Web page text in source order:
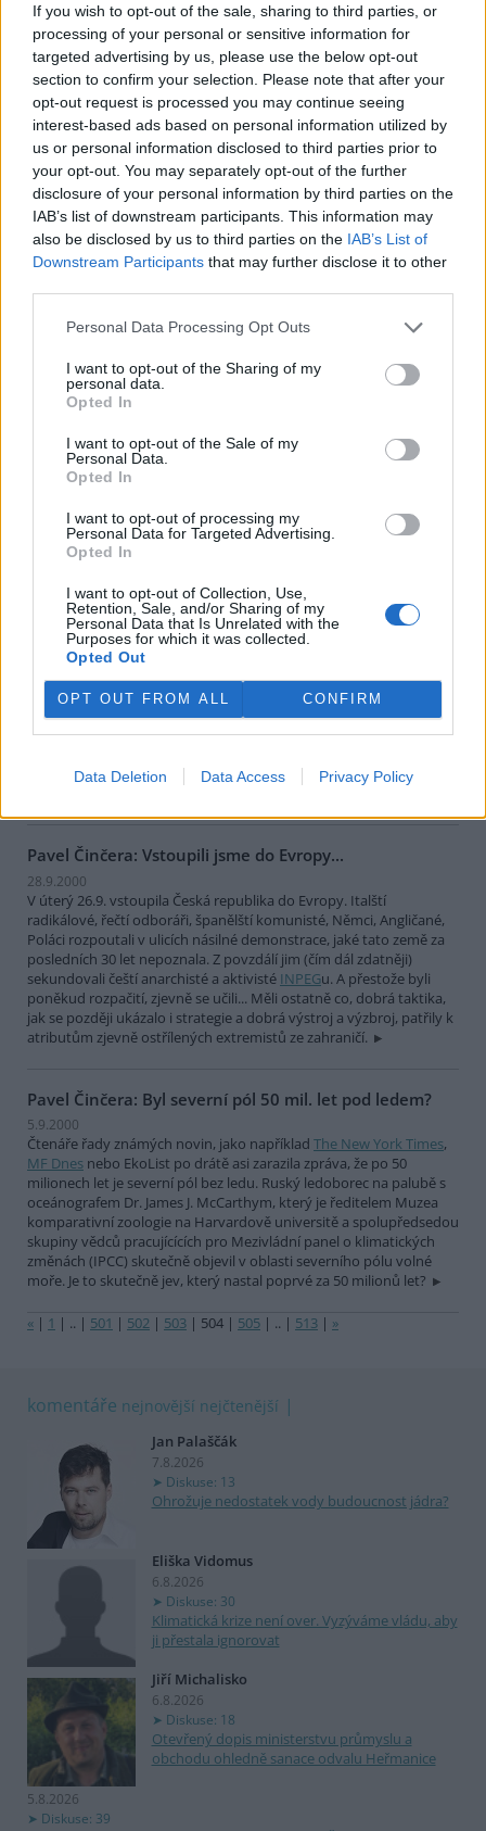
If you wish to opt-out of the sale, sharing to third parties, or
processing of your personal or sensitive information for
targeted advertising by us, please use the below opt-out
section to confirm your selection. Please note that after your
opt-out request is processed you may continue seeing
interest-based ads based on personal information utilized by
us or personal information disclosed to third parties prior to
your opt-out. You may separately opt-out of the further
disclosure of your personal information by third parties on the
IAB’s list of downstream participants. This information may
also be disclosed by us to third parties on the IAB’s List of
Downstream Participants that may further disclose it to other
Personal Data Processing Opt Outs
I want to opt-out of the Sharing of my
personal data.
Opted In
I want to opt-out of the Sale of my
Personal Data.
Opted In
I want to opt-out of processing my
Personal Data for Targeted Advertising.
Opted In
I want to opt-out of Collection, Use,
Retention, Sale, and/or Sharing of my
Personal Data that Is Unrelated with the
Purposes for which it was collected.
Opted Out
OPT OUT FROM ALL CONFIRM
Data Deletion Data Access Privacy Policy
Jakub Kašpar: Novinářská povinnost, občanský pud
sebezáchovy
12.10.2000
Nebývale silná vlna národní soudržnosti, loajality k establishmentu
a k české policii a zároveň také nebývalá vlna xenofobie a volání po
přísnější vládě pevné (Grossovy?) ruky se zvedla v minulých
týdnech po protiglobalizačních demonstracích v úterý 26. září. Kdo
si dovolil pochybovat o hrdinství a bezchybnosti hochů od policie,
stal se bezmála zrádcem a "přisluhovačem komunistů" (zvlášť
kouzelné a vynalézavé v tomto ohledu byly příspěvky čtenářů
Neviditelného Psači diskusního fóra na stránkáchINPEG). Není
pochyb o tom, že intenzita úterních pouličních demonstrací,
zejména "bitvy pod Vyšehradem", překvapila mnohé, ne-li většinu,
Bylo to něco, co jsme takřka všichni dosud znali jen z televizních
Jana Konopová: Klauniáda v národním parku
Na vrcholu Trojmezné při hranicích s Rakouskem v nadmořské
výšce nad 1300 m.n.m., v jediné dosud relativně zachovalé pralesní
části Šumavy se stromy přes 200 let starými a spoustou
chráněných rostlin a živočichů, nechala Správa
Národního parku
Šumavaběhem letošního léta, k poslednímu srpnovému dnu
prázdnin, pokácet téměř 370 m3 "dřevní hmoty". Tuto informaci
životního prostředí .
Eva Kosková: Antisummit se málo dotýkal české
situace
2.10.2000
Protiglobalizační kampaň v Praze v období zasedáníMMFaSB
neprobíhala pouze v ulicích.Iniciativa proti ekonomické globalizaci
Bankwatch Network,Milostivé léto 2000 Přátelé Zemědiskuzní
Pavel Činčera: Vstoupili jsme do Evropy...
28.9.2000
V úterý 26.9. vstoupila Česká republika do Evropy. Italští
radikálové, řečtí odboráři, španělští komunisté, Němci, Angličané,
Poláci rozpoutali v ulicích násilné demonstrace, jaké tato země za
posledních 30 let nepoznala. Z povzdálí jim (čím dál zdatněji)
sekundovali čeští anarchisté a aktivisté INPEGu. A přestože byli
poněkud rozpačití, zjevně se učili... Měli ostatně co, dobrá taktika,
jak se později ukázalo i strategie a dobrá výstroj a výzbroj, patřily k
atributům zjevně ostřílených extremistů ze zahraničí.
Pavel Činčera: Byl severní pól 50 mil. let pod ledem?
5.9.2000
Čtenáře řady známých novin, jako například The New York Times,
MF Dnes nebo EkoList po drátě asi zarazila zpráva, že po 50
milionech let je severní pól bez ledu. Ruský ledoborec na palubě s
oceánografem Dr. James J. McCarthym, který je ředitelem Muzea
komparativní zoologie na Harvardově universitě a spolupředsedou
skupiny vědců pracujícících pro Mezivládní panel o klimatických
změnách (IPCC) skutečně objevil v oblasti severního pólu volné
moře. Je to skutečně jev, který nastal poprvé za 50 milionů let?
« | 1 | .. | 501 | 502 | 503 | 504 | 505 | .. | 513 | »
komentáře nejnovější nejčtenější
Jan Palaščák
7.8.2026
Diskuse: 13
Ohrožuje nedostatek vody budoucnost jádra?
Eliška Vidomus
6.8.2026
Diskuse: 30
Klimatická krize není over. Vyzýváme vládu, aby
ji přestala ignorovat
Jiří Michalisko
6.8.2026
Diskuse: 18
Otevřený dopis ministerstvu průmyslu a
obchodu ohledně sanace odvalu Heřmanice
5.8.2026
Diskuse: 39